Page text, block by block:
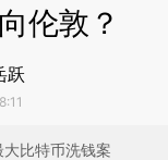
伦敦？
跃
比特币洗钱案